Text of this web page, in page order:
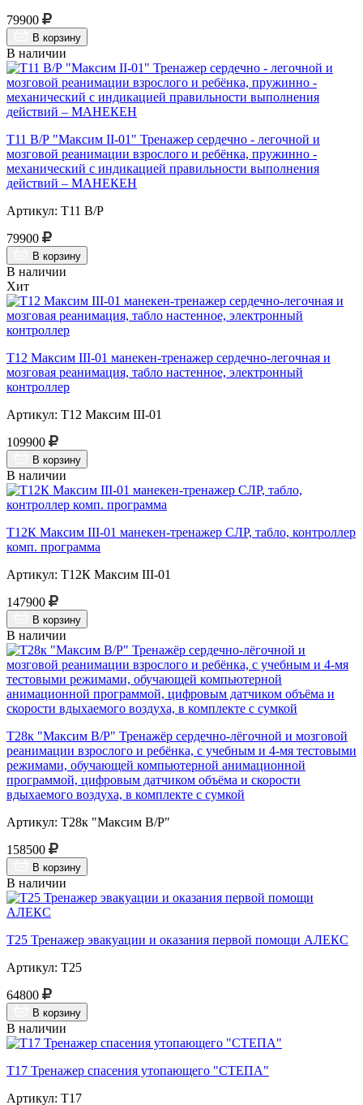
79900
В корзину
В наличии
Т11 В/Р "Максим II-01" Тренажер сердечно - легочной и
мозговой реанимации взрослого и ребёнка, пружинно -
механический с индикацией правильности выполнения
действий – МАНЕКЕН
Артикул: Т11 В/Р
79900
В корзину
В наличии
Хит
Т12 Максим III-01 манекен-тренажер сердечно-легочная и
мозговая реанимация, табло настенное, электронный
контроллер
Артикул: Т12 Максим III-01
109900
В корзину
В наличии
Т12К Максим III-01 манекен-тренажер СЛР, табло, контроллер
комп. программа
Артикул: Т12К Максим III-01
147900
В корзину
В наличии
Т28к "Максим В/Р" Тренажёр сердечно-лёгочной и мозговой
реанимации взрослого и ребёнка, с учебным и 4-мя тестовыми
режимами, обучающей компьютерной анимационной
программой, цифровым датчиком объёма и скорости
вдыхаемого воздуха, в комплекте с сумкой
Артикул: Т28к "Максим В/Р"
158500
В корзину
В наличии
Т25 Тренажер эвакуации и оказания первой помощи АЛЕКС
Артикул: Т25
64800
В корзину
В наличии
Т17 Тренажер спасения утопающего "СТЕПА"
Артикул: Т17